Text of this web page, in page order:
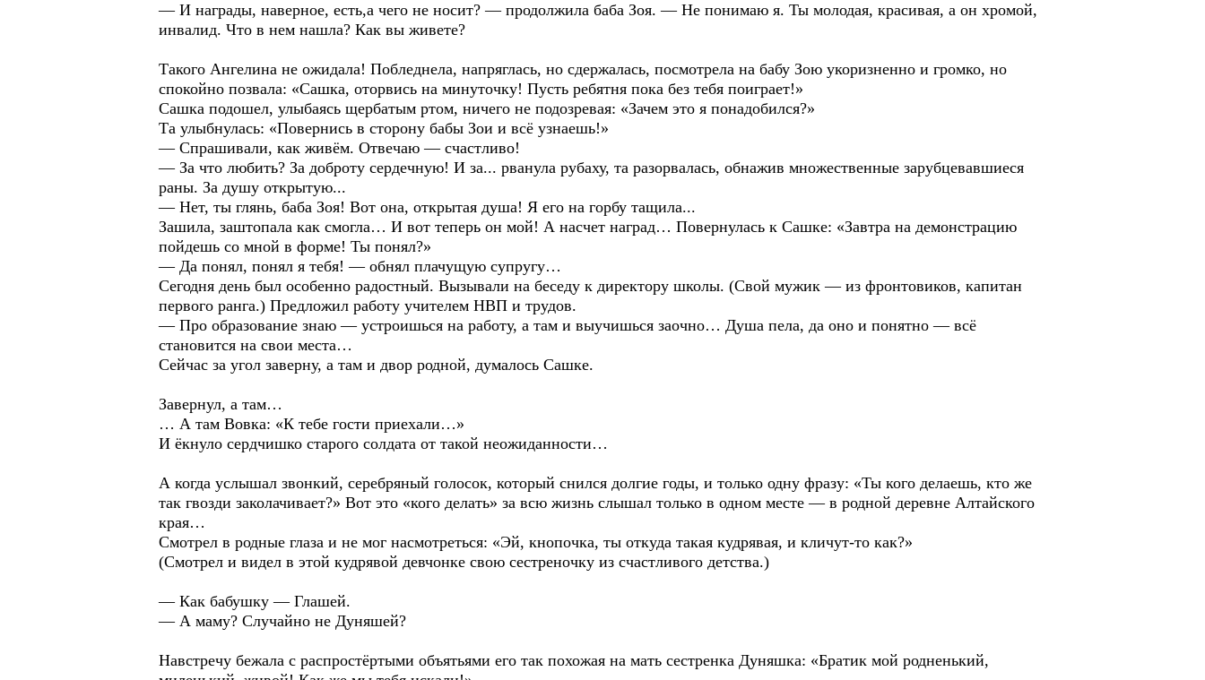
— И награды, наверное, есть,а чего не носит? — продолжила баба Зоя. — Не понимаю я. Ты молодая, красивая, а он хромой,
инвалид. Что в нем нашла? Как вы живете?
Такого Ангелина не ожидала! Побледнела, напряглась, но сдержалась, посмотрела на бабу Зою укоризненно и громко, но
спокойно позвала: «Сашка, оторвись на минуточку! Пусть ребятня пока без тебя поиграет!»
Сашка подошел, улыбаясь щербатым ртом, ничего не подозревая: «Зачем это я понадобился?»
Та улыбнулась: «Повернись в сторону бабы Зои и всё узнаешь!»
— Спрашивали, как живём. Отвечаю — счастливо!
— За что любить? За доброту сердечную! И за... рванула рубаху, та разорвалась, обнажив множественные зарубцевавшиеся
раны. За душу открытую...
— Нет, ты глянь, баба Зоя! Вот она, открытая душа! Я его на горбу тащила...
Зашила, заштопала как смогла… И вот теперь он мой! А насчет наград… Повернулась к Сашке: «Завтра на демонстрацию
пойдешь со мной в форме! Ты понял?»
— Да понял, понял я тебя! — обнял плачущую супругу…
Сегодня день был особенно радостный. Вызывали на беседу к директору школы. (Свой мужик — из фронтовиков, капитан
первого ранга.) Предложил работу учителем НВП и трудов.
— Про образование знаю — устроишься на работу, а там и выучишься заочно… Душа пела, да оно и понятно — всё
становится на свои места…
Сейчас за угол заверну, а там и двор родной, думалось Сашке.
Завернул, а там…
… А там Вовка: «К тебе гости приехали…»
И ёкнуло сердчишко старого солдата от такой неожиданности…
А когда услышал звонкий, серебряный голосок, который снился долгие годы, и только одну фразу: «Ты кого делаешь, кто же
так гвозди заколачивает?» Вот это «кого делать» за всю жизнь слышал только в одном месте — в родной деревне Алтайского
края…
Смотрел в родные глаза и не мог насмотреться: «Эй, кнопочка, ты откуда такая кудрявая, и кличут-то как?»
(Смотрел и видел в этой кудрявой девчонке свою сестреночку из счастливого детства.)
— Как бабушку — Глашей.
— А маму? Случайно не Дуняшей?
Навстречу бежала с распростёртыми объятьями его так похожая на мать сестренка Дуняшка: «Братик мой родненький,